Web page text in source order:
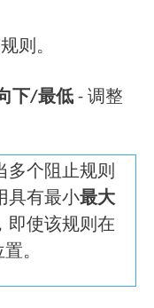
则。
下/最低 - 调整
多个阻止规则
具有最小最大
即使该规则在
。